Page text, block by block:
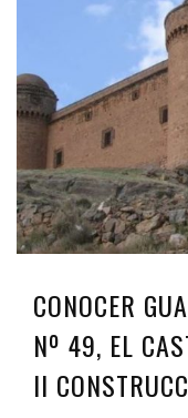
CONOCER
Nº 49, EL
II